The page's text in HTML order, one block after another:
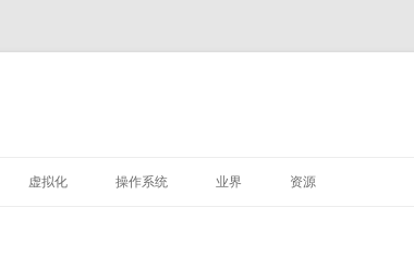
虚拟化 操作系统 业界 资源